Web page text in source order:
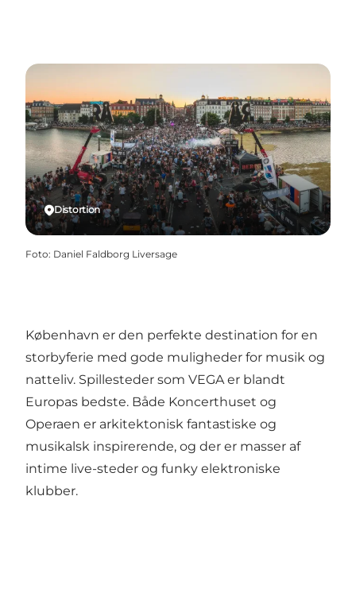
Distortion
Foto: Daniel Faldborg Liversage
København er den perfekte destination for en
storbyferie med gode muligheder for musik og
natteliv. Spillesteder som VEGA er blandt
Europas bedste. Både Koncerthuset og
Operaen er arkitektonisk fantastiske og
musikalsk inspirerende, og der er masser af
intime live-steder og funky elektroniske
klubber.